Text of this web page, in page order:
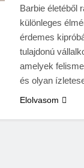
Barbie életéből
különleges
érdemes
tulajdonú
amelyek
és olyan
Elolvasom